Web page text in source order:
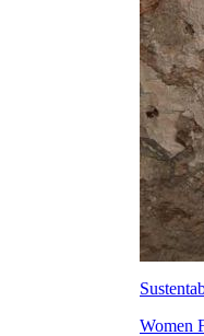
Women